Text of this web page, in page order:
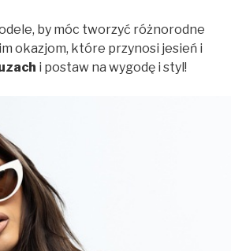
by móc tworzyć różnorodne
okazjom, które przynosi jesień i
i postaw na wygodę i styl!